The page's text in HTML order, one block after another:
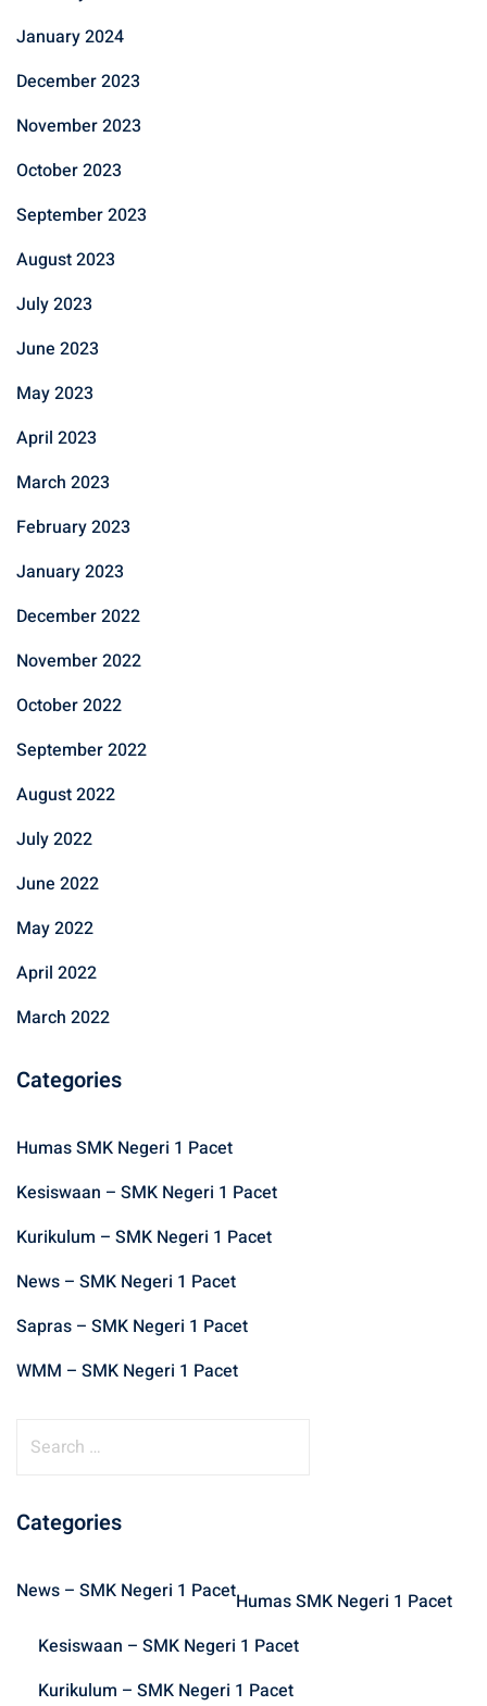
January 2024
December 2023
November 2023
October 2023
September 2023
August 2023
July 2023
June 2023
May 2023
April 2023
March 2023
February 2023
January 2023
December 2022
November 2022
October 2022
September 2022
August 2022
July 2022
June 2022
May 2022
April 2022
March 2022
Categories
Humas SMK Negeri 1 Pacet
Kesiswaan – SMK Negeri 1 Pacet
Kurikulum – SMK Negeri 1 Pacet
News – SMK Negeri 1 Pacet
Sapras – SMK Negeri 1 Pacet
WMM – SMK Negeri 1 Pacet
r
f
Categories
News – SMK Negeri 1 PacetHumas SMK Negeri 1 Pacet
Kesiswaan – SMK Negeri 1 Pacet
Kurikulum – SMK Negeri 1 Pacet